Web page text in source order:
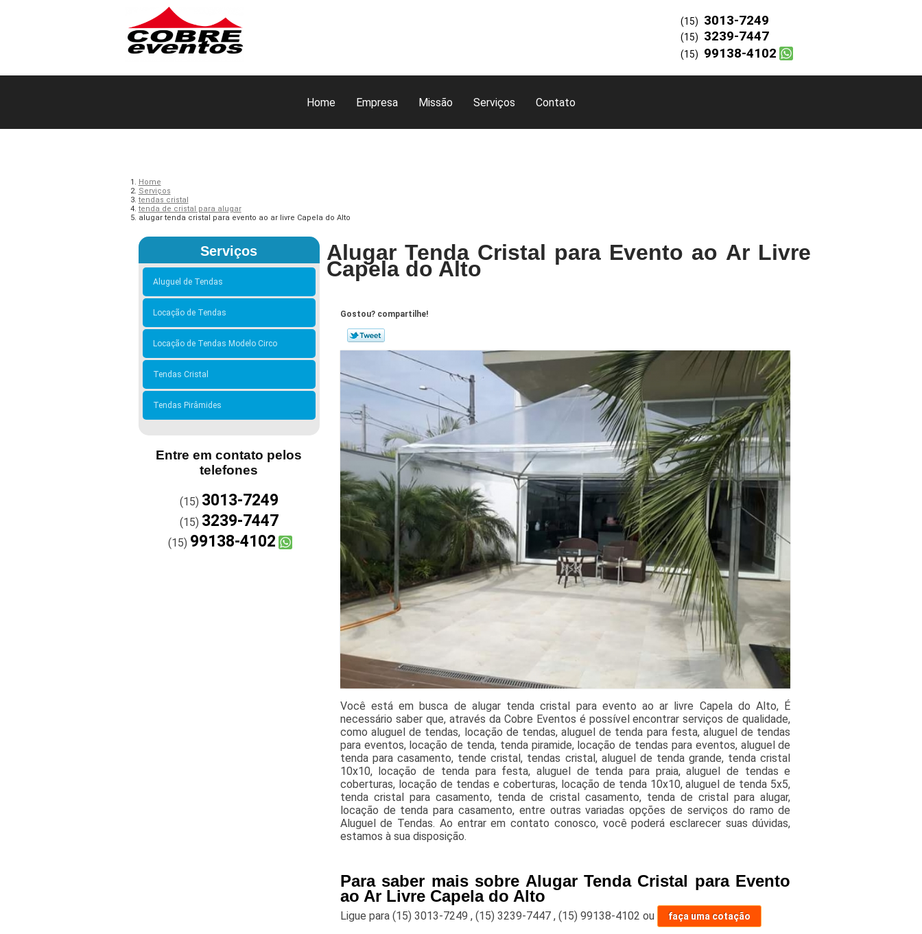
Home Empresa Missão Serviços Contato
(15) 3013-7249
(15) 3239-7447
(15) 99138-4102
Home
Serviços
tendas cristal
tenda de cristal para alugar
alugar tenda cristal para evento ao ar livre Capela do Alto
Serviços
Aluguel de Tendas
Locação de Tendas
Locação de Tendas Modelo Circo
Tendas Cristal
Tendas Pirâmides
Entre em contato pelos
telefones
(15) 3013-7249
(15) 3239-7447
(15) 99138-4102
Alugar Tenda Cristal para Evento ao Ar Livre
Capela do Alto
Gostou? compartilhe!
Você está em busca de alugar tenda cristal para evento ao ar livre Capela do Alto, É
necessário saber que, através da Cobre Eventos é possível encontrar serviços de qualidade,
como aluguel de tendas, locação de tendas, aluguel de tenda para festa, aluguel de tendas
para eventos, locação de tenda, tenda piramide, locação de tendas para eventos, aluguel de
tenda para casamento, tende cristal, tendas cristal, aluguel de tenda grande, tenda cristal
10x10, locação de tenda para festa, aluguel de tenda para praia, aluguel de tendas e
coberturas, locação de tendas e coberturas, locação de tenda 10x10, aluguel de tenda 5x5,
tenda cristal para casamento, tenda de cristal casamento, tenda de cristal para alugar,
locação de tenda para casamento, entre outras variadas opções de serviços do ramo de
Aluguel de Tendas. Ao entrar em contato conosco, você poderá esclarecer suas dúvidas,
estamos à sua disposição.
Para saber mais sobre Alugar Tenda Cristal para Evento
ao Ar Livre Capela do Alto
Ligue para (15) 3013-7249 , (15) 3239-7447 , (15) 99138-4102 ou faça uma cotação